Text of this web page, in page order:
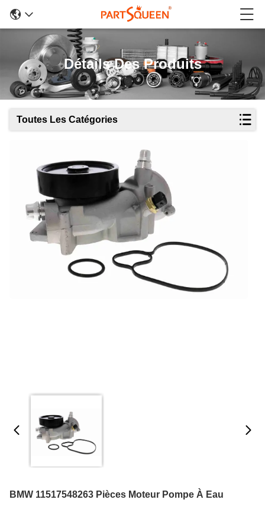
Détails Des Produits
Toutes Les Catégories
BMW 11517548263 Pièces Moteur Pompe À Eau